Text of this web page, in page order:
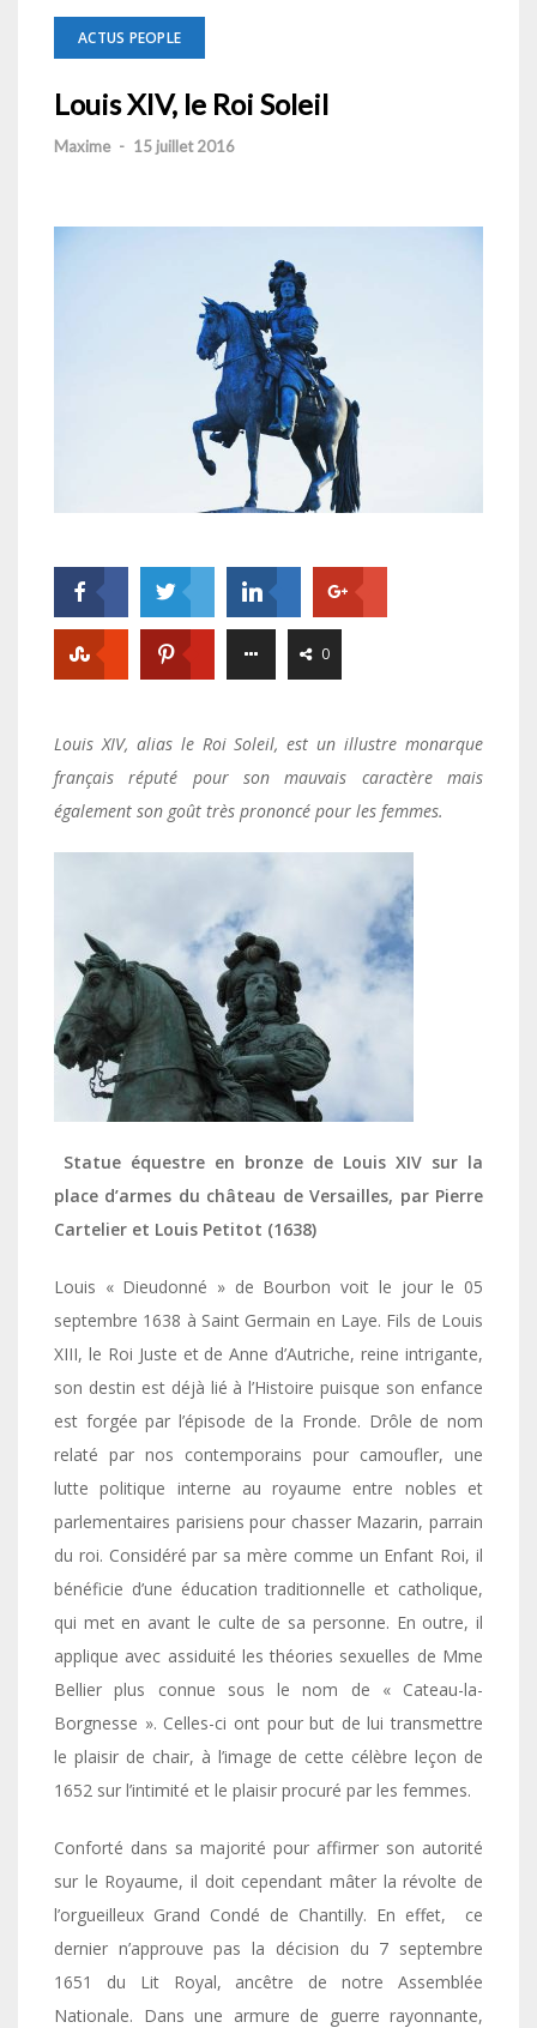
ACTUS PEOPLE
Louis XIV, le Roi Soleil
Maxime - 15 juillet 2016
0
Louis XIV, alias le Roi Soleil, est un illustre monarque
français réputé pour son mauvais caractère mais
également son goût très prononcé pour les femmes.
Statue équestre en bronze de Louis XIV sur la
place d’armes du château de Versailles, par Pierre
Cartelier et Louis Petitot (1638)
Louis « Dieudonné » de Bourbon voit le jour le 05
septembre 1638 à Saint Germain en Laye. Fils de Louis
XIII, le Roi Juste et de Anne d’Autriche, reine intrigante,
son destin est déjà lié à l’Histoire puisque son enfance
est forgée par l’épisode de la Fronde. Drôle de nom
relaté par nos contemporains pour camoufler, une
lutte politique interne au royaume entre nobles et
parlementaires parisiens pour chasser Mazarin, parrain
du roi. Considéré par sa mère comme un Enfant Roi, il
bénéficie d’une éducation traditionnelle et catholique,
qui met en avant le culte de sa personne. En outre, il
applique avec assiduité les théories sexuelles de Mme
Bellier plus connue sous le nom de « Cateau-la-
Borgnesse ». Celles-ci ont pour but de lui transmettre
le plaisir de chair, à l’image de cette célèbre leçon de
1652 sur l’intimité et le plaisir procuré par les femmes.
Conforté dans sa majorité pour affirmer son autorité
sur le Royaume, il doit cependant mâter la révolte de
l’orgueilleux Grand Condé de Chantilly. En effet, ce
dernier n’approuve pas la décision du 7 septembre
1651 du Lit Royal, ancêtre de notre Assemblée
Nationale. Dans une armure de guerre rayonnante,